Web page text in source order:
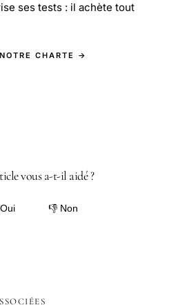
ses tests : il achète tout
NOTRE CHARTE →
vous a-t-il aidé ?
👎 Non